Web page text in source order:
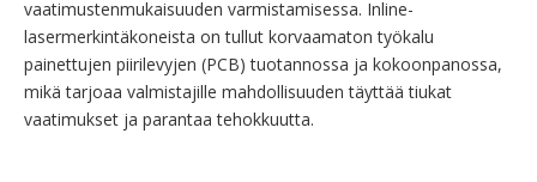
vaatimustenmukaisuuden varmistamisessa. Inline-
lasermerkintäkoneista on tullut korvaamaton työkalu
painettujen piirilevyjen (PCB) tuotannossa ja kokoonpanossa,
mikä tarjoaa valmistajille mahdollisuuden täyttää tiukat
vaatimukset ja parantaa tehokkuutta.